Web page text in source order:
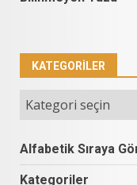
KATEGORILER
Kategoriler
Alfabetik Sıraya
Kategoriler